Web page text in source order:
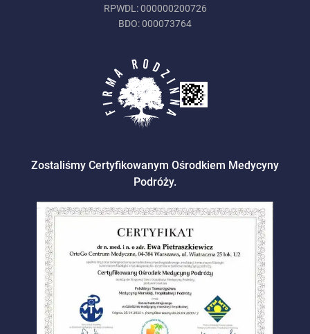
RPWDL: 000000200726
BDO: 000073764
Zostaliśmy Certyfikowanym Ośrodkiem Medycyny
Podróży.